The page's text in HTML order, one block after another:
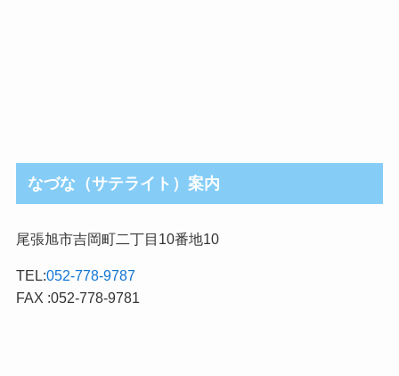
なづな（サテライト）案内
尾張旭市吉岡町二丁目10番地10
TEL:052-778-9787
FAX :052-778-9781